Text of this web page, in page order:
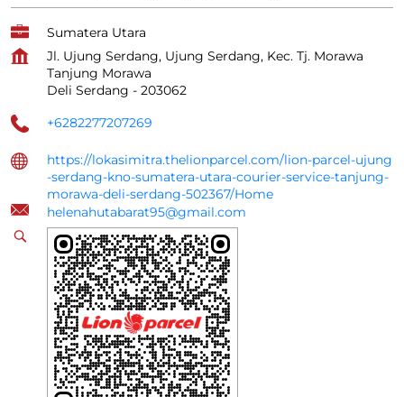
Sumatera Utara
Jl. Ujung Serdang, Ujung Serdang, Kec. Tj. Morawa
Tanjung Morawa
Deli Serdang - 203062
+6282277207269
https://lokasimitra.thelionparcel.com/lion-parcel-ujung
-serdang-kno-sumatera-utara-courier-service-tanjung-
morawa-deli-serdang-502367/Home
helenahutabarat95@gmail.com